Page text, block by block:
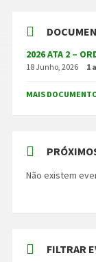
2026 ATA 2 –
18 Junho, 2026 1
MAIS
Não existem
FILTRAR